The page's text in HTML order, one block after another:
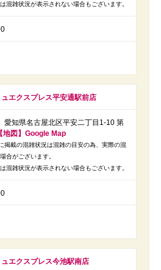
混雑状況が表示されない場合もございます。
エクスプレス平安通駅前店
知県名古屋北区平安二丁目1-10 第
【地図】Google Map
載の混雑状況は混雑の目安の為、実際の混
合がございます。
混雑状況が表示されない場合もございます。
エクスプレス今池駅南店